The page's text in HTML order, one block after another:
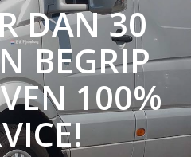
DAN 30
BEGRIP
100%